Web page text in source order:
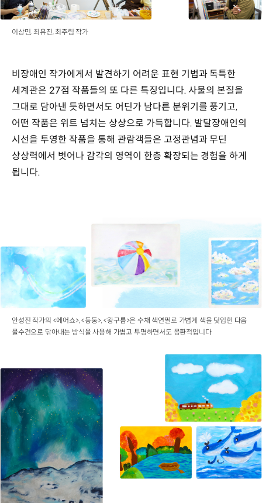
이상민, 최유진, 최주림 작가
비장애인 작가에게서 발견하기 어려운 표현 기법과 독특한
세계관은 27점 작품들의 또 다른 특징입니다. 사물의 본질을
그대로 담아낸 듯하면서도 어딘가 남다른 분위기를 풍기고,
어떤 작품은 위트 넘치는 상상으로 가득합니다. 발달장애인의
시선을 투영한 작품을 통해 관람객들은 고정관념과 무딘
상상력에서 벗어나 감각의 영역이 한층 확장되는 경험을 하게
됩니다.
안성진 작가의 <에어쇼>, <둥둥>, <왕구름>은 수채 색연필로 가볍게 색을 덧입힌 다음
물수건으로 닦아내는 방식을 사용해 가볍고 투명하면서도 몽환적입니다